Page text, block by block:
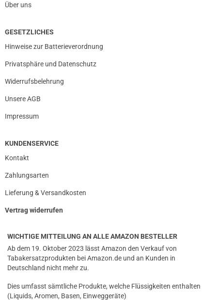
Über uns
GESETZLICHES
Hinweise zur Batterieverordnung
Privatsphäre und Datenschutz
Widerrufsbelehrung
Unsere AGB
Impressum
KUNDENSERVICE
Kontakt
Zahlungsarten
Lieferung & Versandkosten
Vertrag widerrufen
WICHTIGE MITTEILUNG AN ALLE AMAZON BESTELLER
Ab dem 19. Oktober 2023 lässt Amazon den Verkauf von
Tabakersatzprodukten bei Amazon.de und an Kunden in
Deutschland nicht mehr zu.
Dies umfasst sämtliche Produkte, welche Flüssigkeiten enthalten
(Liquids, Aromen, Basen, Einweggeräte)